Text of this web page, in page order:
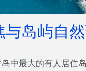
岛屿自
中最大的有人居住